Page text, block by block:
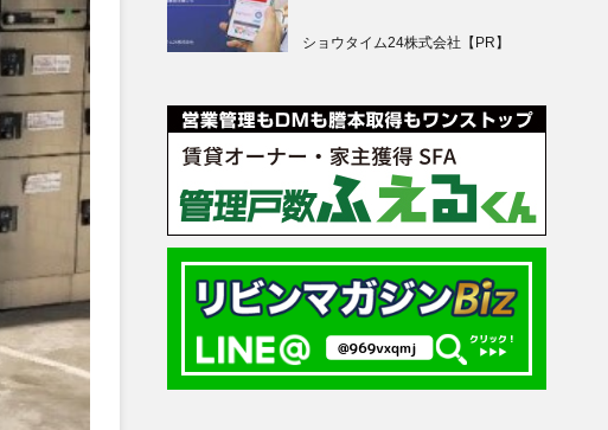
ショウタイム24株式会社【PR】